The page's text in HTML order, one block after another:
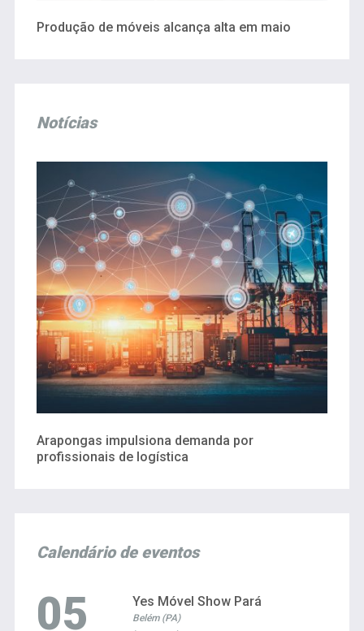
Produção de móveis alcança alta em maio
Notícias
Arapongas impulsiona demanda por
profissionais de logística
Calendário de eventos
05 Yes Móvel Show Pará
Belém (PA)